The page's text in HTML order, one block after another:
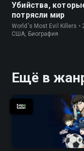
Убийства,
потрясли мир
World's Most Evil Killers •
США, Биография
Ещё в